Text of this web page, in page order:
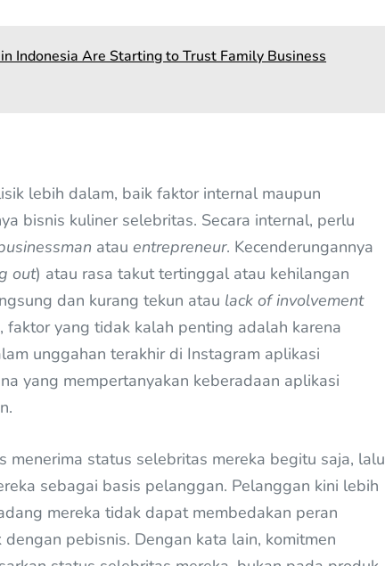
Indonesia Are Starting to Trust Family Business
lebih dalam, baik faktor internal maupun
bisnis kuliner selebritas. Secara internal, perlu
atau entrepreneur. Kecenderungannya
out) atau rasa takut tertinggal atau kehilangan
dan kurang tekun atau lack of involvement
yang tidak kalah penting adalah karena
unggahan terakhir di Instagram aplikasi
yang mempertanyakan keberadaan aplikasi
menerima status selebritas mereka begitu saja, lalu
sebagai basis pelanggan. Pelanggan kini lebih
mereka tidak dapat membedakan peran
pebisnis. Dengan kata lain, komitmen